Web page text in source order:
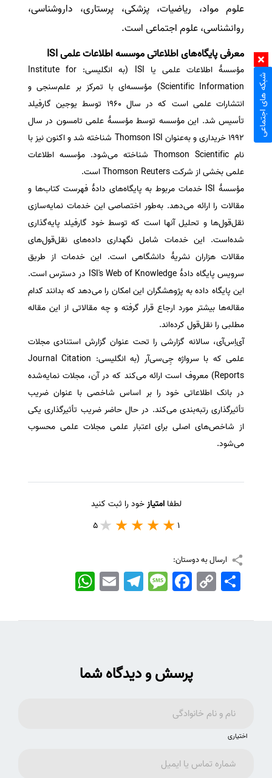
علوم مواد، ریاضیات، پزشکی، پرستاری، داروشناسی،
روانشناسی، علوم اجتماعی است.
معرفی پایگاه‌های اطلاعاتی موسسه اطلاعات علمی ISI
مؤسسهٔ اطلاعات علمی یا ISI (به انگلیسی: Institute for
Scientific Information) مؤسسه‌ای با تمرکز بر علم‌سنجی و
انتشارات علمی است که در سال ۱۹۶۰ توسط یوجین گارفیلد
تأسیس شد. این مؤسسه توسط مؤسسهٔ علمی تامسون در سال
۱۹۹۲ خریداری و به‌عنوان Thomson ISI شناخته شد و اکنون نیز با
نام Thomson Scientific شناخته می‌شود. مؤسسه اطلاعات
علمی بخشی از شرکت Thomson Reuters است.
مؤسسهٔ ISI خدمات مربوط به پایگاه‌های دادهٔ فهرست کتاب‌ها و
مقالات را ارائه می‌دهد. به‌طور اختصاصی این خدمات نمایه‌سازی
نقل‌قول‌ها و تحلیل آنها است که توسط خود گارفیلد پایه‌گذاری
شده‌است. این خدمات شامل نگهداری داده‌های نقل‌قول‌های
مقالات هزاران نشریهٔ دانشگاهی است. این خدمات از طریق
سرویس پایگاه دادهٔ ISI's Web of Knowledge در دسترس است.
این پایگاه داده به پژوهشگران این امکان را می‌دهد که بدانند کدام
مقاله‌ها بیشتر مورد ارجاع قرار گرفته و چه مقالاتی از این مقاله
مطلبی را نقل‌قول کرده‌اند.
آی‌اِس‌آی، سالانه گزارشی را تحت عنوان گزارش استنادی مجلات
علمی که با سرواژه جِی‌سی‌آر (به انگلیسی: Journal Citation
Reports) معروف است ارائه می‌کند که در آن، مجلات نمایه‌شده
در بانک اطلاعاتی خود را بر اساس شاخصی با عنوان ضریب
تأثیرگذاری رتبه‌بندی می‌کند. در حال حاضر ضریب تأثیرگذاری یکی
از شاخص‌های اصلی برای اعتبار علمی مجلات علمی محسوب
می‌شود.
لطفاامتیازخود را ثبت کنید
1
5
ارسال به دوستان:
WhatsApp EmailTelegramMessageFacebook Copy
Link
اشتراک
پرسش و دیدگاه شما
اختیاری
شبکه های اجتماعی